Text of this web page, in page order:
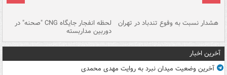
هشدار نسبت به وفوع تندباد در تهران لحظه انفجار جایگاه CNG "صحنه" در
دوربین مداربسته
آخرین اخبار
آخرین وضعیت میدان نبرد به روایت مهدی محمدی